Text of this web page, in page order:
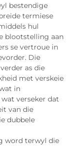
bestendige
termiese
hul
blootstelling aan
se vertroue in
Die
as die
met verskeie
in
verseker dat
van die
dubbele
word terwyl die